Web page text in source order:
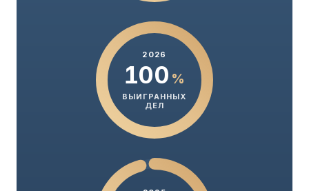
2026
100 %
ВЫИГРАННЫХ
ДЕЛ